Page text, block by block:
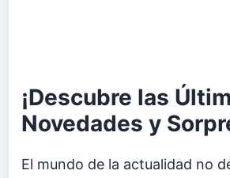
¡Descubre las
Novedades y
El mundo de la actualidad no